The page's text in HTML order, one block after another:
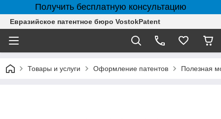
Получить бесплатную консультацию
Евразийское патентное бюро VostokPatent
Товары и услуги Оформление патентов Полезная